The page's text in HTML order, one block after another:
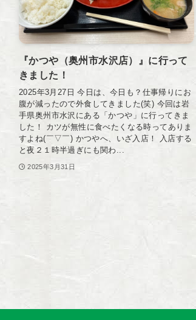
『かつや（奥州市水沢店）』に行って
きました！
2025年3月27日 今日は、今日も？仕事帰りにお
腹が減ったので外食してきました(笑) 今回は岩
手県奥州市水沢にある「かつや」に行ってきま
した！ カツが無性に食べたくなる時ってありま
すよね(￣▽￣) かつやへ、いざ入店！ 入店する
と夜２１時半過ぎにも関わ...
2025年3月31日